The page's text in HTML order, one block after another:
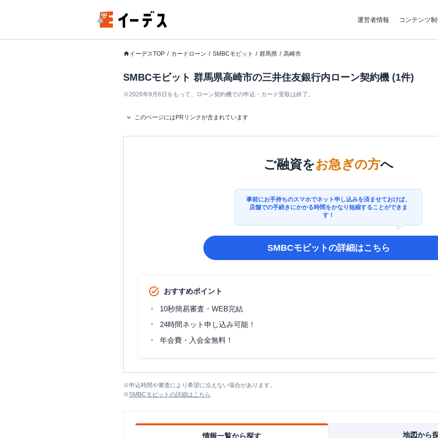
運営者情報 コンテンツ
イーデスTOP カードローン SMBCモビット 群馬県 高崎市
SMBCモビット 群馬県高崎市の三井住友銀行内ローン契約機 (1件)
※2026年9月6日をもって、ローン契約機での申込・カード受取は終了。
このページにはPRリンクが含まれています
ご融資をお急ぎの方へ
事前にお手持ちのスマホでネット申し込みを済ませておけば、
店舗での手続きにかかる時間をかなり短縮することができま
す！
SMBCモビットの詳細はこちら
おすすめポイント
10秒簡易審査・WEB完結
24時間ネット申し込み可能！
年会費・入会金無料！
※申込時間や審査により希望に沿えない場合があります。
※SMBCモビット の詳細はこちら
情報一覧から探す 地図から